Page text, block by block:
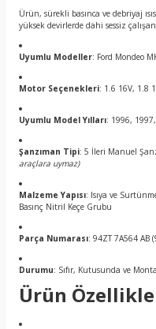
Ürün, sürekli basınca ve debriyaj
yüksek devirlerde dahi sessiz
Uyumlu Modeller: Ford Mondeo
Motor Seçenekleri: 1.6 16V, 1.8
Uyumlu Model Yılları: 1996,
Şanzıman Tipi: 5 İleri Manuel
araçlara uymaz)
Malzeme Yapısı: Isıya ve
Basınç Nitril Keçe Grubu
Parça Numarası: 94ZT 7A564 AB
Durumu: Sıfır, Kutusunda ve
Ürün